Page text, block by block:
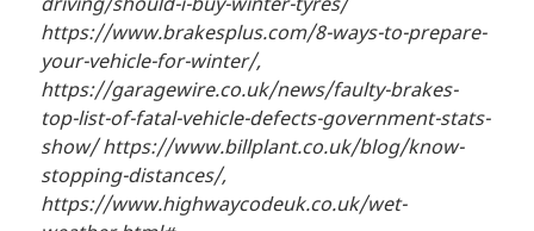
https://www.brakesplus.com/8-ways-to-prepare-
your-vehicle-for-winter/,
https://garagewire.co.uk/news/faulty-brakes-
top-list-of-fatal-vehicle-defects-government-stats-
show/ https://www.billplant.co.uk/blog/know-
stopping-distances/,
https://www.highwaycodeuk.co.uk/wet-